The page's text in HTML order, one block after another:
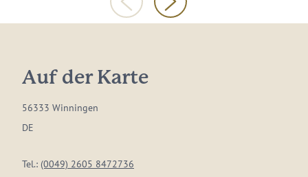
Auf der Karte
56333 Winningen
DE
Tel.: (0049) 2605 8472736